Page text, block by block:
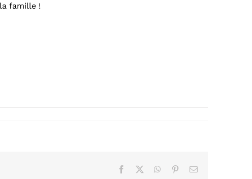
famille !
Facebook WhatsApp
PinterestEmail